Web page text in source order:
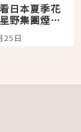
日本夏季花
野集團煙火
選，讓你不用
欣賞
25日